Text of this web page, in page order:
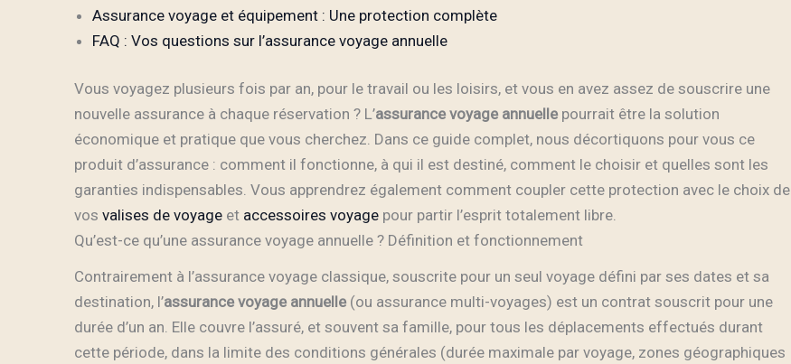
Assurance voyage et équipement : Une protection complète
FAQ : Vos questions sur l’assurance voyage annuelle
Vous voyagez plusieurs fois par an, pour le travail ou les loisirs, et vous en avez assez de souscrire une
nouvelle assurance à chaque réservation ? L’assurance voyage annuellepourrait être la solution
économique et pratique que vous cherchez. Dans ce guide complet, nous décortiquons pour vous ce
produit d’assurance : comment il fonctionne, à qui il est destiné, comment le choisir et quelles sont les
garanties indispensables. Vous apprendrez également comment coupler cette protection avec le choix de
vos valises de voyage et accessoires voyage pour partir l’esprit totalement libre.
Qu’est-ce qu’une assurance voyage annuelle ? Définition et fonctionnement
Contrairement à l’assurance voyage classique, souscrite pour un seul voyage défini par ses dates et sa
destination, l’assurance voyage annuelle(ou assurance multi-voyages) est un contrat souscrit pour une
durée d’un an. Elle couvre l’assuré, et souvent sa famille, pour tous les déplacements effectués durant
cette période, dans la limite des conditions générales (durée maximale par voyage, zones géographiques